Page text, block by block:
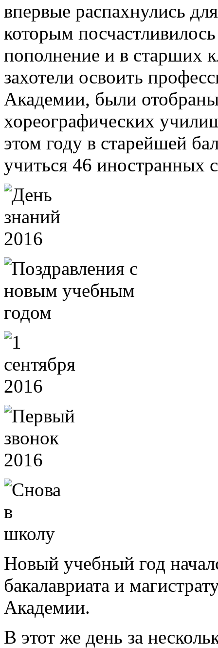
впервые распахнулись
которым
пополнение и в старших
захотели освоить
Академии, были
хореографических
этом году в старейшей
учиться 46 иностранных
Новый учебный год
бакалавриата и
Академии.
В этот же день за